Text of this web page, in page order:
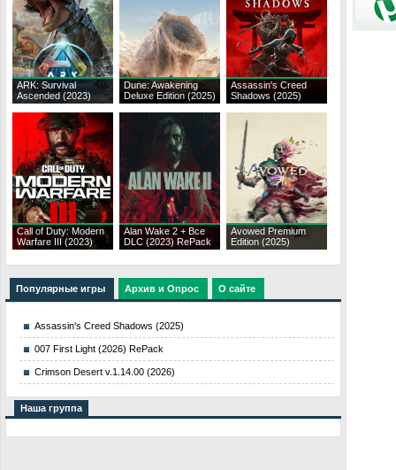
ARK: Survival
Ascended (2023)
Dune: Awakening
Deluxe Edition (2025)
Assassin's Creed
Shadows (2025)
Call of Duty: Modern
Warfare III (2023)
Alan Wake 2 + Все
DLC (2023) RePack
Avowed Premium
Edition (2025)
Популярные игры Архив и Опрос О сайте
Assassin's Creed Shadows (2025)
007 First Light (2026) RePack
Crimson Desert v.1.14.00 (2026)
Наша группа